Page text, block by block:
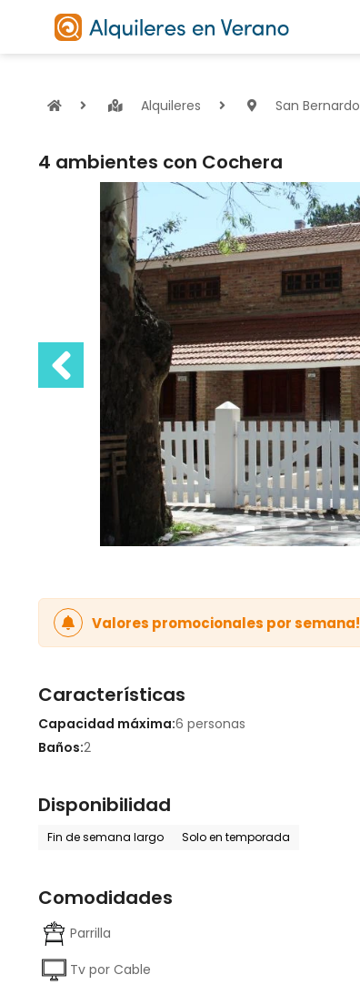
Alquileres San Bernardo
4 ambientes con Cochera
Valores promocionales por semana!
Características
Capacidad máxima:6 personas
Baños:2
Disponibilidad
Fin de semana largo Solo en temporada
Comodidades
Parrilla
Tv por Cable